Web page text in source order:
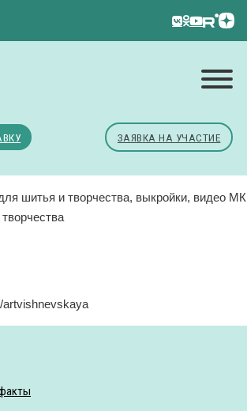
ЗАЯВКА НА УЧАСТИЕ
шитья и творчества, выкройки, видео МК